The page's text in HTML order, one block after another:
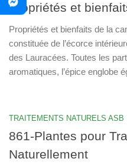
Propriétés et
Propriétés et bienfaits de la
constituée de l’écorce
des Lauracées. Toutes les
aromatiques, l’épice englobe
TRAITEMENTS NATURELS ASB
861-Plantes pour
Naturellement